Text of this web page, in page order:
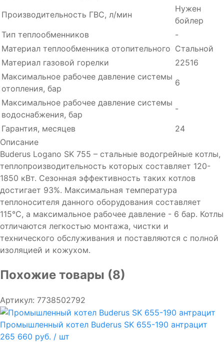
Производительность ГВC, л/мин
Нужен
бойлер
Тип теплообменников
-
Материал теплообменника отопительного Стальной
Материал газовой горелки
22516
Максимальное рабочее давление системы
отопления, бар
6
Максимальное рабочее давление системы
водоснабжения, бар
-
Гарантия, месяцев
24
Описание
Buderus Logano SK 755 – стальные водогрейные котлы,
теплопроизводительность которых составляет 120-
1850 кВт. Сезонная эффективность таких котлов
достигает 93%. Максимальная температура
теплоносителя данного оборудования составляет
115°C, а максимальное рабочее давление - 6 бар. Котлы
отличаются легкостью монтажа, чистки и
технического обслуживания и поставляются с полной
изоляцией и кожухом.
Похожие товары (8)
Артикул: 7738502792
Промышленный котел Buderus SK 655-190 антрацит
265 660 руб. / шт